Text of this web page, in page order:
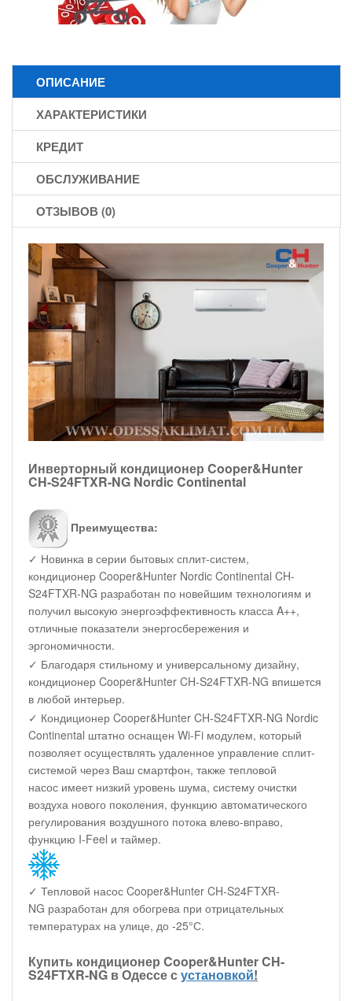
ОПИСАНИЕ
ХАРАКТЕРИСТИКИ
КРЕДИТ
ОБСЛУЖИВАНИЕ
ОТЗЫВОВ (0)
Инверторный кондиционер Cooper&Hunter
CH-S24FTXR-NG Nordic Continental
Преимущества:
✓ Новинка в серии бытовых сплит-систем,
кондиционер Cooper&Hunter Nordic Continental CH-
S24FTXR-NG разработан по новейшим технологиям и
получил высокую энергоэффективность класса A++,
отличные показатели энергосбережения и
эргономичности.
✓ Благодаря стильному и универсальному дизайну,
кондиционер Cooper&Hunter CH-S24FTXR-NG впишется
в любой интерьер.
✓ Кондиционер Cooper&Hunter CH-S24FTXR-NG Nordic
Continental штатно оснащен Wi-Fi модулем, который
позволяет осуществлять удаленное управление сплит-
системой через Ваш смартфон, также тепловой
насос имеет низкий уровень шума, систему очистки
воздуха нового поколения, функцию автоматического
регулирования воздушного потока влево-вправо,
функцию I-Feel и таймер.
✓ Тепловой насос Cooper&Hunter CH-S24FTXR-
NG разработан для обогрева при отрицательных
температурах на улице, до -25°С.
Купить кондиционер Cooper&Hunter CH-
S24FTXR-NG в Одессе сустановкой!